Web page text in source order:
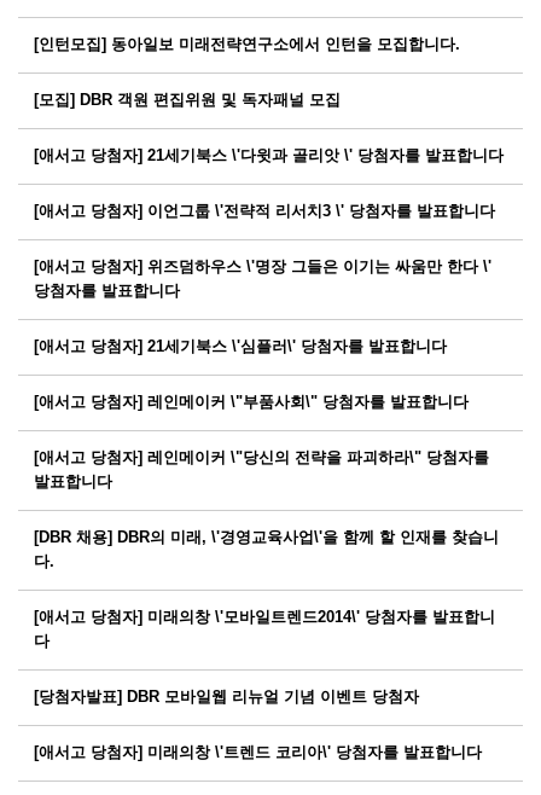
[인턴모집] 동아일보 미래전략연구소에서 인턴을 모집합니다.
[모집] DBR 객원 편집위원 및 독자패널 모집
[애서고 당첨자] 21세기북스 \'다윗과 골리앗 \' 당첨자를 발표합니다
[애서고 당첨자] 이언그룹 \'전략적 리서치3 \' 당첨자를 발표합니다
[애서고 당첨자] 위즈덤하우스 \'명장 그들은 이기는 싸움만 한다 \'
당첨자를 발표합니다
[애서고 당첨자] 21세기북스 \'심플러\' 당첨자를 발표합니다
[애서고 당첨자] 레인메이커 \"부품사회\" 당첨자를 발표합니다
[애서고 당첨자] 레인메이커 \"당신의 전략을 파괴하라\" 당첨자를
발표합니다
[DBR 채용] DBR의 미래, \'경영교육사업\'을 함께 할 인재를 찾습니
다.
[애서고 당첨자] 미래의창 \'모바일트렌드2014\' 당첨자를 발표합니
다
[당첨자발표] DBR 모바일웹 리뉴얼 기념 이벤트 당첨자
[애서고 당첨자] 미래의창 \'트렌드 코리아\' 당첨자를 발표합니다